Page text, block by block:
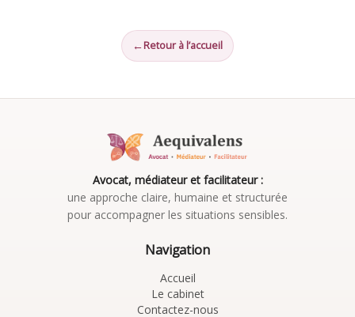
Retour à l’accueil
Avocat, médiateur et facilitateur :
une approche claire, humaine et structurée
pour accompagner les situations sensibles.
Navigation
Accueil
Le cabinet
Contactez-nous